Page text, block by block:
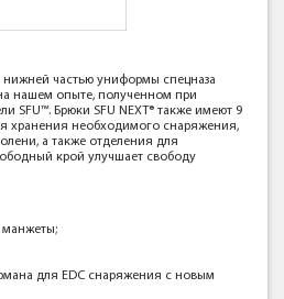
нижней частью униформы спецназа
нашем опыте, полученном при
SFU™. Брюки SFU NEXT® также имеют 9
хранения необходимого снаряжения,
а также отделения для
крой улучшает свободу
манжеты;
для EDC снаряжения с новым